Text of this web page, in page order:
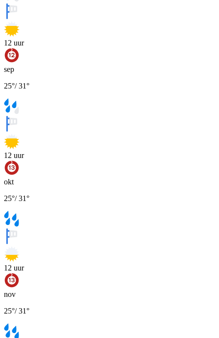
12 uur
sep
25°/31°
12 uur
okt
25°/31°
12 uur
nov
25°/31°